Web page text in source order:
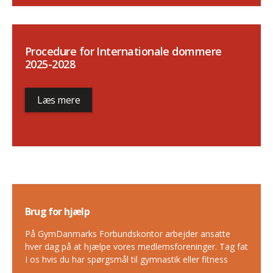
Procedure for Internationale dommere
2025-2028
Læs mere
Brug for hjælp
På GymDanmarks Forbundskontor arbejder ansatte
hver dag på at hjælpe vores medlemsforeninger. Tag fat
I os hvis du har spørgsmål til gymnastik eller fitness